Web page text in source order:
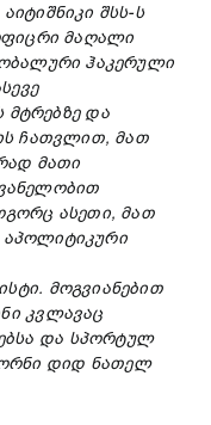
შსს-ს
მაღალი
ჰაკერული
ზე და
ჩათვლით, მათ
მათი
ასეთი, მათ
აპოლიტიკური
ი. მოგვიანებით
კვლავაც
და სპორტულ
ორნი დიდ ნათელ